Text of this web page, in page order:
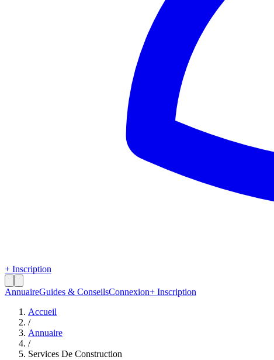
+ Inscription
AnnuaireGuides & ConseilsConnexion+ Inscription
Accueil
/
Annuaire
/
Services De Construction